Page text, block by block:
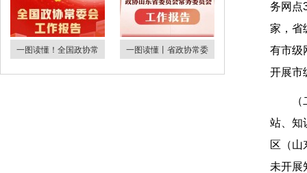
一图读懂！全国政协常 一图读懂丨省政协常委
务网点
家，省
有市级
开展市
站、知
区（山
未开展